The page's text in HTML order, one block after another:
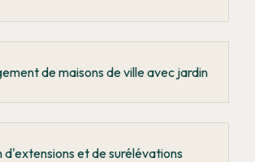
de maisons de ville avec jardin
d'extensions et de surélévations